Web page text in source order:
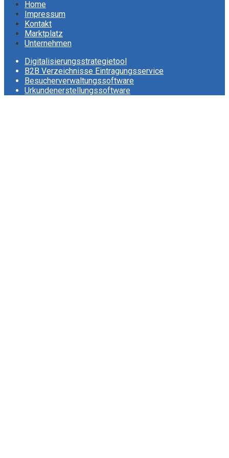
Home
Impressum
Kontakt
Marktplatz
Unternehmen
Digitalisierungsstrategietool
B2B Verzeichnisse Eintragungsservice
Besucherverwaltungssoftware
Urkundenerstellungssoftware